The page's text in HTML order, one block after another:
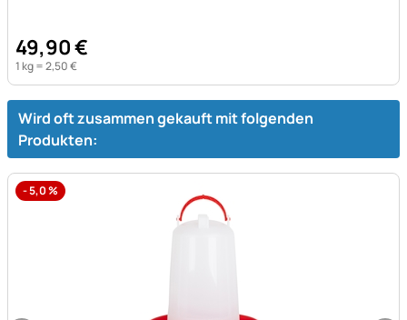
49,90€
1 kg =2,50€
Wird oft zusammen gekauft mit folgenden
Produkten:
-5,0%